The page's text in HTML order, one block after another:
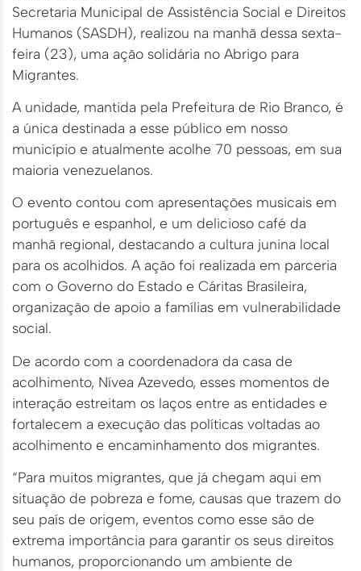
Secretaria Municipal de Assistência Social e Direitos
Humanos (SASDH), realizou na manhã dessa sexta-
feira (23), uma ação solidária no Abrigo para
Migrantes.
A unidade, mantida pela Prefeitura de Rio Branco, é
a única destinada a esse público em nosso
município e atualmente acolhe 70 pessoas, em sua
maioria venezuelanos.
O evento contou com apresentações musicais em
português e espanhol, e um delicioso café da
manhã regional, destacando a cultura junina local
para os acolhidos. A ação foi realizada em parceria
com o Governo do Estado e Cáritas Brasileira,
organização de apoio a famílias em vulnerabilidade
social.
De acordo com a coordenadora da casa de
acolhimento, Nívea Azevedo, esses momentos de
interação estreitam os laços entre as entidades e
fortalecem a execução das políticas voltadas ao
acolhimento e encaminhamento dos migrantes.
“Para muitos migrantes, que já chegam aqui em
situação de pobreza e fome, causas que trazem do
seu país de origem, eventos como esse são de
extrema importância para garantir os seus direitos
humanos, proporcionando um ambiente de